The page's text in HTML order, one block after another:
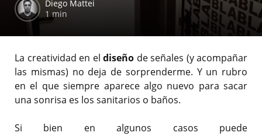
Diego Mattei
1 min
La creatividad en el diseño de señales (y acompañar
las mismas) no deja de sorprenderme. Y un rubro
en el que siempre aparece algo nuevo para sacar
una sonrisa es los sanitarios o baños.
Si bien en algunos casos puede